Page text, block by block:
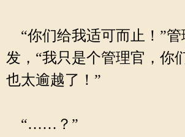
“你们给我适可而止！”管
发，“我只是个管理官，你
也太逾越了！”
“……？”